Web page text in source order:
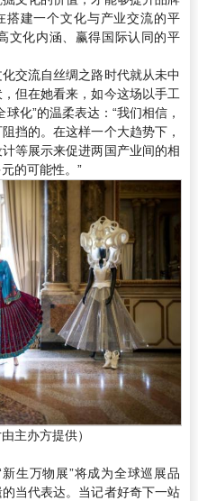
搭建一个文化与产业交流的平
文化内涵、赢得国际认同的平
交流自丝绸之路时代就从未中
但在她看来，如今这场以手工
化”的温柔表达：“我们相信，
挡的。在这样一个大趋势下，
等展示来促进两国产业间的相
的可能性。”
主办方提供）
生万物展”将成为全球巡展品
当代表达。当记者好奇下一站